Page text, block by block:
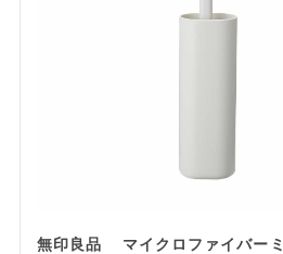
無印良品 マイクロファイバー